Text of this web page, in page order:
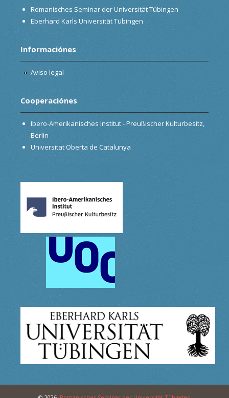
Romanisches Seminar der Universität Tübingen
Eberhard Karls Universität Tübingen
Informaciónes
Aviso legal
Cooperaciónes
Ibero-Amerikanisches Institut - Preußischer Kulturbesitz,
Berlin
Universitat Oberta de Catalunya